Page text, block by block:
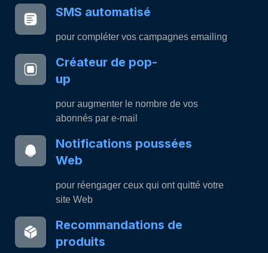
SMS automatisé
pour compléter vos campagnes emailing
Créateur de pop-
up
pour augmenter le nombre de vos
abonnés par e-mail
Notifications poussées
Web
pour réengager ceux qui ont quitté votre
site Web
Recommandations de
produits